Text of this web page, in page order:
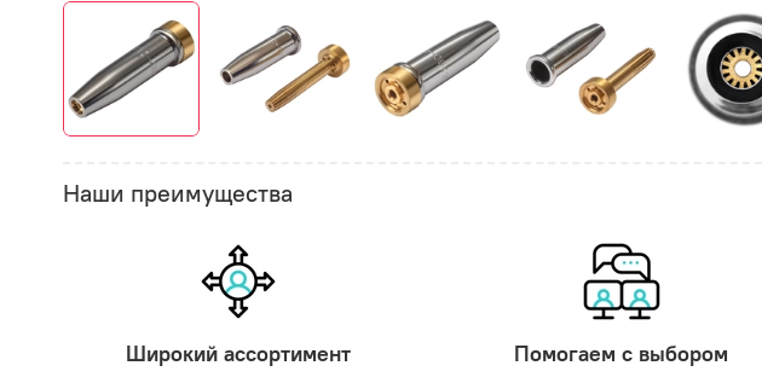
Наши преимущества
Широкий ассортимент
Помогаем с выбором